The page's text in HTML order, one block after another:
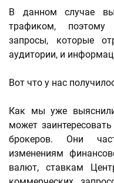
В данном случае
трафиком,
запросы, которые
аудитории, и
Вот что у нас
Как мы уже
может
брокеров. Они
изменениям
валют, ставкам